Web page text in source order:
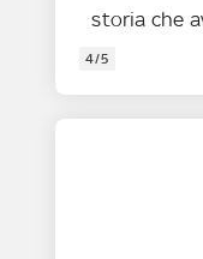
storia che
4/5